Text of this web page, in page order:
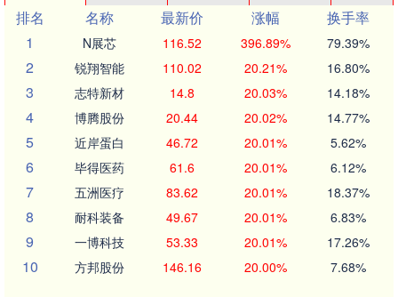
排名
名称 最新价 涨幅
换手率
1
N展芯 116.52 396.89% 79.39%
2 锐翔智能 110.02 20.21% 16.80%
3 志特新材 14.8 20.03% 14.18%
4 博腾股份 20.44 20.02% 14.77%
5 近岸蛋白 46.72 20.01% 5.62%
6 毕得医药 61.6 20.01% 6.12%
7 五洲医疗 83.62 20.01% 18.37%
8 耐科装备 49.67 20.01% 6.83%
9 一博科技 53.33 20.01% 17.26%
10 方邦股份 146.16 20.00% 7.68%